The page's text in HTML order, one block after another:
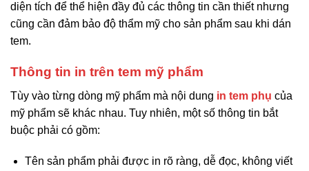
diện tích để thể hiện đầy đủ các thông tin cần thiết nhưng
cũng cần đảm bảo độ thẩm mỹ cho sản phẩm sau khi dán
tem.
Thông tin in trên tem mỹ phẩm
Tùy vào từng dòng mỹ phẩm mà nội dung in tem phụ của
mỹ phẩm sẽ khác nhau. Tuy nhiên, một số thông tin bắt
buộc phải có gồm:
Tên sản phẩm phải được in rõ ràng, dễ đọc, không viết